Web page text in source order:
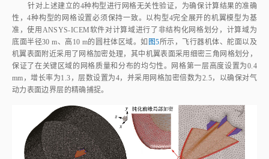
针对上述建立的4种构型进行网格无关性验证，为确保计算结果的准确
性，4种构型的网格设置必须保持一致。以构型4完全展开的机翼模型为基
准，使用ANSYS‑ICEM软件对计算域进行了非结构化网格划分，计算域为
底面半径30 m、高10 m的圆柱体区域。如 图5所示，飞行器机体、舵面以及
机翼表面附近采用了网格加密处理，其中机翼表面采用细密三角网格划分，
保证了在关键区域的网格质量和分布的均匀性。网格第一层高度设置为0.4
mm，增长率为1.3，层数设置为4，并采用网格加密倍数为2.5，以确保对气
动力表面边界层的精确捕捉。